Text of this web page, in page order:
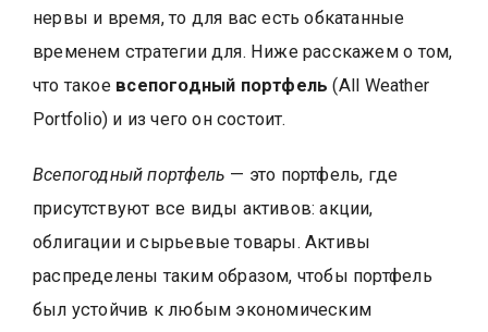
нервы и время, то для вас есть обкатанные
временем стратегии для. Ниже расскажем о том,
что такое всепогодный портфель (All Weather
Portfolio) и из чего он состоит.
Всепогодный портфель — это портфель, где
присутствуют все виды активов: акции,
облигации и сырьевые товары. Активы
распределены таким образом, чтобы портфель
был устойчив к любым экономическим